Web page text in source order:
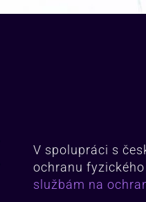
V spolupráci s
ochranu
službám na